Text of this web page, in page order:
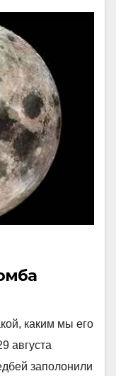
каким мы его
августа
заполонили